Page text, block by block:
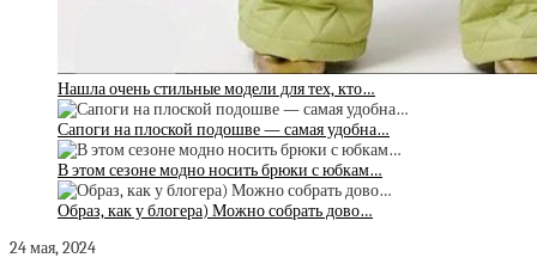
Нашла очень стильные модели для тех, кто…
Сапоги на плоской подошве — самая удобна…
В этом сезоне модно носить брюки с юбкам…
Образ, как у блогера) Можно собрать дово…
24 мая, 2024